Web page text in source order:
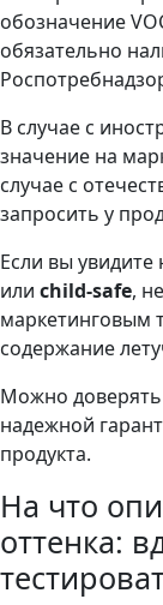
обозначение
обязательно
В случае с
значение на
случае с
запросить у
Если вы увидите
или child-safe,
маркетинговым
содержание
Можно доверять
надежной
продукта.
На что
оттенка: